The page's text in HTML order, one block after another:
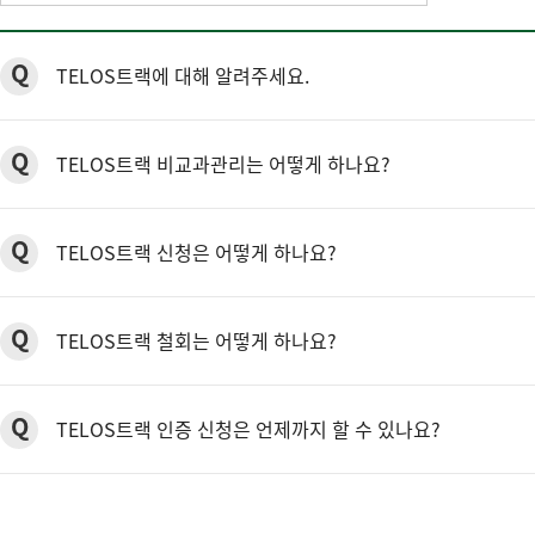
Q TELOS트랙에 대해 알려주세요.
Q TELOS트랙 비교과관리는 어떻게 하나요?
Q TELOS트랙 신청은 어떻게 하나요?
Q TELOS트랙 철회는 어떻게 하나요?
Q TELOS트랙 인증 신청은 언제까지 할 수 있나요?